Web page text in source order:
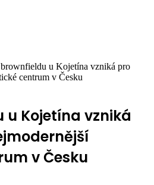
u Kojetína vzniká pro
centrum v Česku
u Kojetína vzniká
v Česku